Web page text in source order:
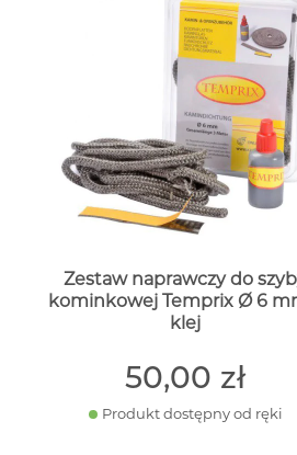
Zestaw naprawczy do
kominkowej Temprix Ø 6
klej
50,00 zł
Produkt dostępny od ręki